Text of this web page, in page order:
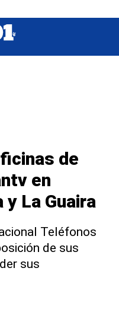
de
en
y La Guaira
Teléfonos
de sus
sus